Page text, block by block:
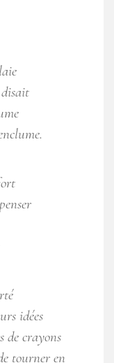
idées
de crayons
tourner en